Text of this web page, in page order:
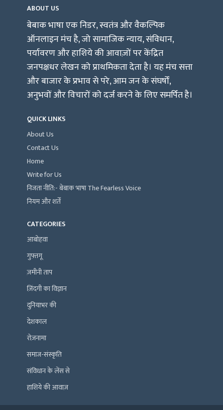
ABOUT US
बेबाक भाषा एक निडर, स्वतंत्र और वैकल्पिक
ऑनलाइन मंच है, जो सामाजिक न्याय, संविधान,
पर्यावरण और हाशिये की आवाज़ों पर केंद्रित
जनपक्षधर लेखन को प्राथमिकता देता है। यह मंच सत्ता
और बाजार के प्रभाव से परे, आम जन के संघर्षों,
अनुभवों और विचारों को दर्ज करने के लिए समर्पित है।
QUICK LINKS
About Us
Contact Us
Home
Write for Us
निजता नीति:- बेबाक भाषा The Fearless Voice
नियम और शर्तें
CATEGORIES
आबोहवा
गुफ़्तगू
ज़मीनी ताप
ज़िंदगी का विज्ञान
दुनियाभर की
देशकाल
रोज़नामा
समाज-संस्कृति
संविधान के लेंस से
हाशिये की आवाज़